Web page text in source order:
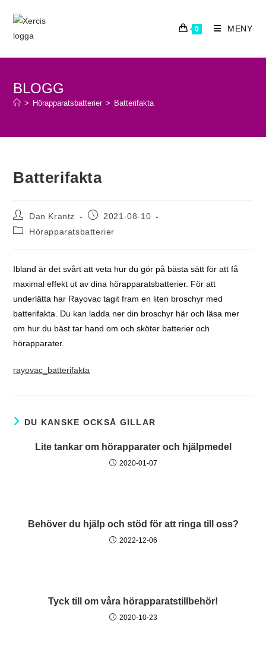
innehållet
0 MENY
BLOGG
> Hörapparatsbatterier > Batterifakta
Batterifakta
Inläggsförfattare:
Dan Krantz
Inlägget2021-08-10
Inläggskategori:
Hörapparatsbatterier
Ibland är det svårt att veta hur du gör på bästa sätt för att få
maximal effekt ut av dina hörapparatsbatterier. För att
underlätta har Rayovac tagit fram en liten broschyr med
batterifakta. Du kan ladda ner din broschyr här och läsa mer
om hur du bäst tar hand om och sköter batterier och
hörapparater.
rayovac_batterifakta
DU KANSKE OCKSÅ GILLAR
Lite tankar om hörapparater och hjälpmedel
2020-01-07
Behöver du hjälp och stöd för att ringa till oss?
2022-12-06
Tyck till om våra hörapparatstillbehör!
2020-10-23